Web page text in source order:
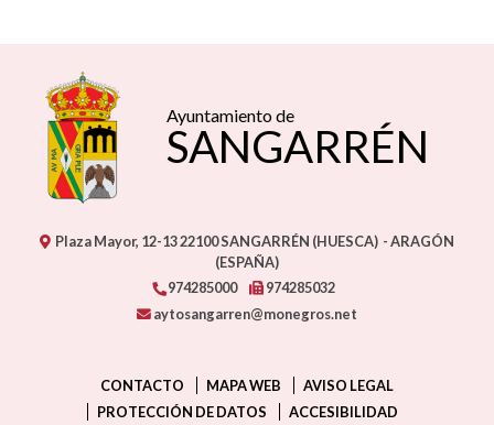
Ayuntamiento de
SANGARRÉN
Plaza Mayor, 12-1322100SANGARRÉN (HUESCA) - ARAGÓN
(ESPAÑA)
974285000
974285032
aytosangarren@monegros.net
CONTACTO MAPA WEB
AVISO LEGAL
PROTECCIÓN DE DATOS
ACCESIBILIDAD